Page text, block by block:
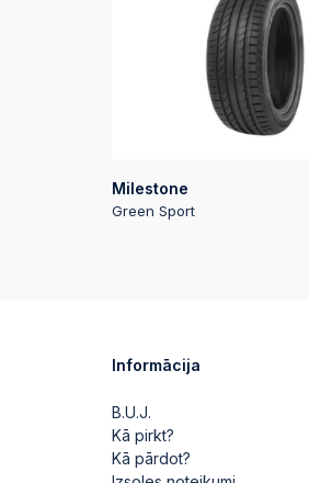
Milestone
Green Sport
Informācija
B.U.J.
Kā pirkt?
Kā pārdot?